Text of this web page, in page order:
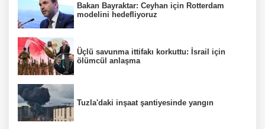
Bakan Bayraktar: Ceyhan için Rotterdam
modelini hedefliyoruz
Üçlü savunma ittifakı korkuttu: İsrail için
ölümcül anlaşma
Tuzla'daki inşaat şantiyesinde yangın